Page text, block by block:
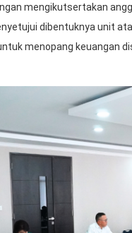
mengikutsertakan
dibentuknya unit
menopang keuangan